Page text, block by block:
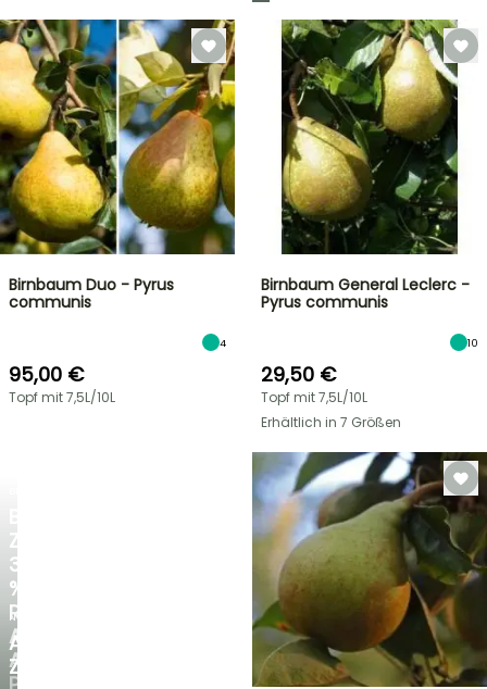
ZU
30
%
RABATT
AUF
AUSGEWÄHLTE
NEU
AGAPANTHUS
ZAMBEZI
Birnbaum Duo - Pyrus
communis
4
95,00 €
Topf mit 7,5L/10L
Birnbaum General Leclerc -
Pyrus communis
10
29,50 €
Topf mit 7,5L/10L
Erhältlich in 7 Größen